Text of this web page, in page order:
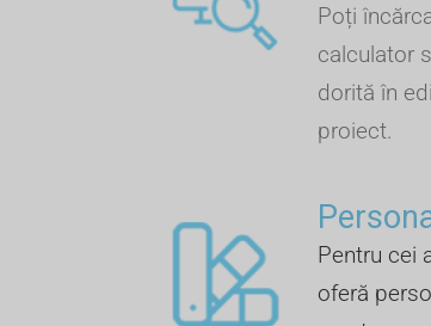
Poți
calculator
dorită în
proiect.
Pentru cei
oferă